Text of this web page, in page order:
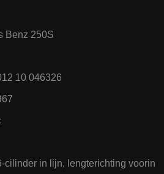
Benz 250S
10 046326
cilinder in lijn, lengterichting voorin